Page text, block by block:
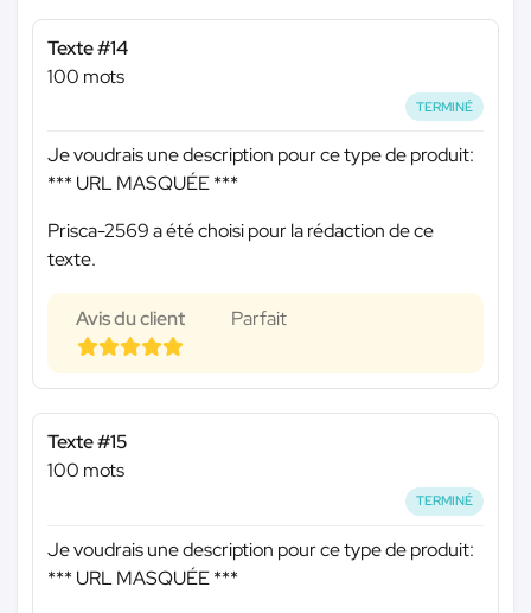
Texte #14
100 mots
TERMINÉ
Je voudrais une description pour ce type de produit:
*** URL MASQUÉE ***
Prisca-2569 a été choisi pour la rédaction de ce
texte.
Avis du client Parfait
Texte #15
100 mots
TERMINÉ
Je voudrais une description pour ce type de produit:
*** URL MASQUÉE ***